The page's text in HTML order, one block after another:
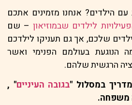
הילדים? אנחנו מזמינים אתכם
לילדים שבמוזיאון– שם
שלכם, אך גם תעניקו לילדכם
הנוגעת בעולמם הפנימי ואשר
הרגשית שלהם.
במסלול " בגובה העיניים" ,